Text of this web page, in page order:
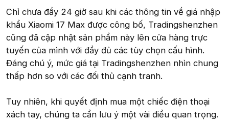
Chỉ chưa đầy 24 giờ sau khi các thông tin về giá nhập
khẩu Xiaomi 17 Max được công bố, Tradingshenzhen
cũng đã cập nhật sản phẩm này lên cửa hàng trực
tuyến của mình với đầy đủ các tùy chọn cấu hình.
Đáng chú ý, mức giá tại Tradingshenzhen nhìn chung
thấp hơn so với các đối thủ cạnh tranh.
Tuy nhiên, khi quyết định mua một chiếc điện thoại
xách tay, chúng ta cần lưu ý một vài điều quan trọng.